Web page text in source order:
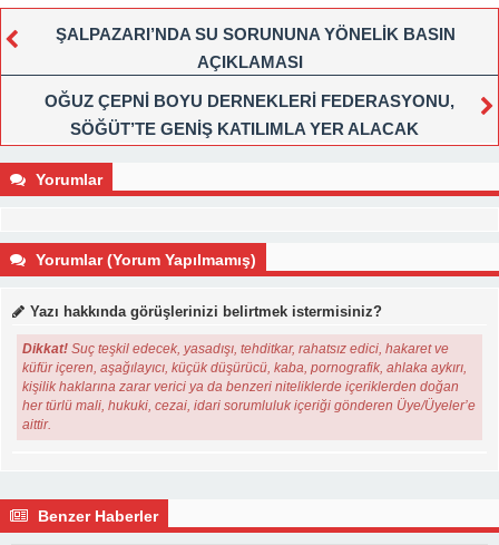
ŞALPAZARI’NDA SU SORUNUNA YÖNELİK BASIN
AÇIKLAMASI
OĞUZ ÇEPNİ BOYU DERNEKLERİ FEDERASYONU,
SÖĞÜT’TE GENİŞ KATILIMLA YER ALACAK
Yorumlar
Yorumlar (Yorum Yapılmamış)
Yazı hakkında görüşlerinizi belirtmek istermisiniz?
Dikkat! Suç teşkil edecek, yasadışı, tehditkar, rahatsız edici, hakaret ve
küfür içeren, aşağılayıcı, küçük düşürücü, kaba, pornografik, ahlaka aykırı,
kişilik haklarına zarar verici ya da benzeri niteliklerde içeriklerden doğan
her türlü mali, hukuki, cezai, idari sorumluluk içeriği gönderen Üye/Üyeler’e
aittir.
Benzer Haberler